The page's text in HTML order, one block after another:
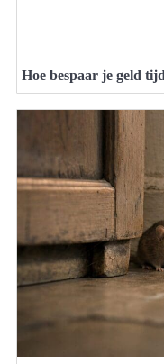
Hoe bespaar je geld